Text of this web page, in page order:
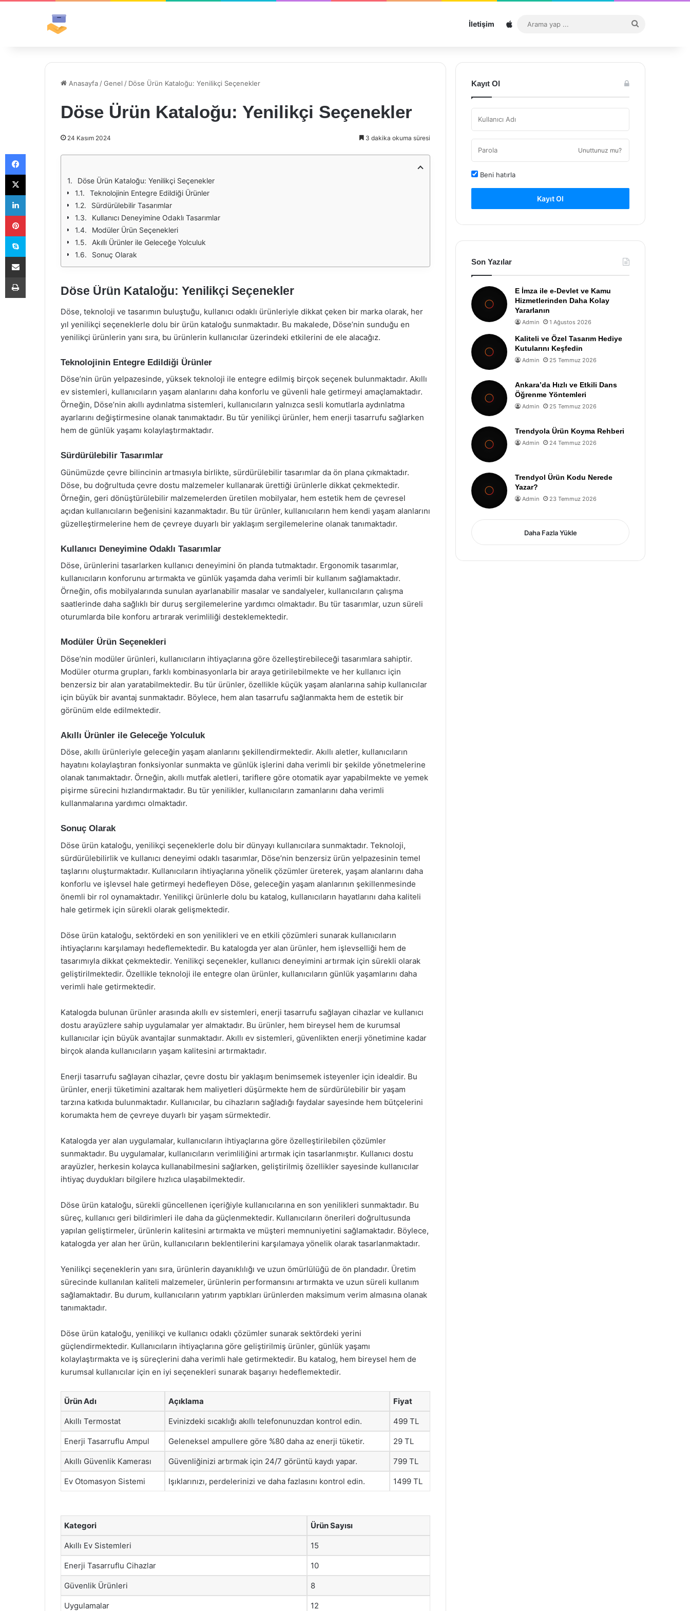
İletişim Sitemap
...
Anasayfa /Genel / Döse Ürün Kataloğu: Yenilikçi Seçenekler
Döse Ürün Kataloğu: Yenilikçi Seçenekler
24 Kasım 2024 3 dakika okuma süresi
Döse Ürün Kataloğu: Yenilikçi Seçenekler
Teknolojinin Entegre Edildiği Ürünler
Sürdürülebilir Tasarımlar
Kullanıcı Deneyimine Odaklı Tasarımlar
Modüler Ürün Seçenekleri
Akıllı Ürünler ile Geleceğe Yolculuk
Sonuç Olarak
Döse Ürün Kataloğu: Yenilikçi Seçenekler
Döse, teknoloji ve tasarımın buluştuğu, kullanıcı odaklı ürünleriyle dikkat çeken bir marka olarak, her
yıl yenilikçi seçeneklerle dolu bir ürün kataloğu sunmaktadır. Bu makalede, Döse’nin sunduğu en
yenilikçi ürünlerin yanı sıra, bu ürünlerin kullanıcılar üzerindeki etkilerini de ele alacağız.
Teknolojinin Entegre Edildiği Ürünler
Döse’nin ürün yelpazesinde, yüksek teknoloji ile entegre edilmiş birçok seçenek bulunmaktadır. Akıllı
ev sistemleri, kullanıcıların yaşam alanlarını daha konforlu ve güvenli hale getirmeyi amaçlamaktadır.
Örneğin, Döse’nin akıllı aydınlatma sistemleri, kullanıcıların yalnızca sesli komutlarla aydınlatma
ayarlarını değiştirmesine olanak tanımaktadır. Bu tür yenilikçi ürünler, hem enerji tasarrufu sağlarken
hem de günlük yaşamı kolaylaştırmaktadır.
Sürdürülebilir Tasarımlar
Günümüzde çevre bilincinin artmasıyla birlikte, sürdürülebilir tasarımlar da ön plana çıkmaktadır.
Döse, bu doğrultuda çevre dostu malzemeler kullanarak ürettiği ürünlerle dikkat çekmektedir.
Örneğin, geri dönüştürülebilir malzemelerden üretilen mobilyalar, hem estetik hem de çevresel
açıdan kullanıcıların beğenisini kazanmaktadır. Bu tür ürünler, kullanıcıların hem kendi yaşam alanlarını
güzelleştirmelerine hem de çevreye duyarlı bir yaklaşım sergilemelerine olanak tanımaktadır.
Kullanıcı Deneyimine Odaklı Tasarımlar
Döse, ürünlerini tasarlarken kullanıcı deneyimini ön planda tutmaktadır. Ergonomik tasarımlar,
kullanıcıların konforunu artırmakta ve günlük yaşamda daha verimli bir kullanım sağlamaktadır.
Örneğin, ofis mobilyalarında sunulan ayarlanabilir masalar ve sandalyeler, kullanıcıların çalışma
saatlerinde daha sağlıklı bir duruş sergilemelerine yardımcı olmaktadır. Bu tür tasarımlar, uzun süreli
oturumlarda bile konforu artırarak verimliliği desteklemektedir.
Modüler Ürün Seçenekleri
Döse’nin modüler ürünleri, kullanıcıların ihtiyaçlarına göre özelleştirebileceği tasarımlara sahiptir.
Modüler oturma grupları, farklı kombinasyonlarla bir araya getirilebilmekte ve her kullanıcı için
benzersiz bir alan yaratabilmektedir. Bu tür ürünler, özellikle küçük yaşam alanlarına sahip kullanıcılar
için büyük bir avantaj sunmaktadır. Böylece, hem alan tasarrufu sağlanmakta hem de estetik bir
görünüm elde edilmektedir.
Akıllı Ürünler ile Geleceğe Yolculuk
Döse, akıllı ürünleriyle geleceğin yaşam alanlarını şekillendirmektedir. Akıllı aletler, kullanıcıların
hayatını kolaylaştıran fonksiyonlar sunmakta ve günlük işlerini daha verimli bir şekilde yönetmelerine
olanak tanımaktadır. Örneğin, akıllı mutfak aletleri, tariflere göre otomatik ayar yapabilmekte ve yemek
pişirme sürecini hızlandırmaktadır. Bu tür yenilikler, kullanıcıların zamanlarını daha verimli
kullanmalarına yardımcı olmaktadır.
Sonuç Olarak
Döse ürün kataloğu, yenilikçi seçeneklerle dolu bir dünyayı kullanıcılara sunmaktadır. Teknoloji,
sürdürülebilirlik ve kullanıcı deneyimi odaklı tasarımlar, Döse’nin benzersiz ürün yelpazesinin temel
taşlarını oluşturmaktadır. Kullanıcıların ihtiyaçlarına yönelik çözümler üreterek, yaşam alanlarını daha
konforlu ve işlevsel hale getirmeyi hedefleyen Döse, geleceğin yaşam alanlarının şekillenmesinde
önemli bir rol oynamaktadır. Yenilikçi ürünlerle dolu bu katalog, kullanıcıların hayatlarını daha kaliteli
hale getirmek için sürekli olarak gelişmektedir.
Döse ürün kataloğu, sektördeki en son yenilikleri ve en etkili çözümleri sunarak kullanıcıların
ihtiyaçlarını karşılamayı hedeflemektedir. Bu katalogda yer alan ürünler, hem işlevselliği hem de
tasarımıyla dikkat çekmektedir. Yenilikçi seçenekler, kullanıcı deneyimini artırmak için sürekli olarak
geliştirilmektedir. Özellikle teknoloji ile entegre olan ürünler, kullanıcıların günlük yaşamlarını daha
verimli hale getirmektedir.
Katalogda bulunan ürünler arasında akıllı ev sistemleri, enerji tasarrufu sağlayan cihazlar ve kullanıcı
dostu arayüzlere sahip uygulamalar yer almaktadır. Bu ürünler, hem bireysel hem de kurumsal
kullanıcılar için büyük avantajlar sunmaktadır. Akıllı ev sistemleri, güvenlikten enerji yönetimine kadar
birçok alanda kullanıcıların yaşam kalitesini artırmaktadır.
Enerji tasarrufu sağlayan cihazlar, çevre dostu bir yaklaşım benimsemek isteyenler için idealdir. Bu
ürünler, enerji tüketimini azaltarak hem maliyetleri düşürmekte hem de sürdürülebilir bir yaşam
tarzına katkıda bulunmaktadır. Kullanıcılar, bu cihazların sağladığı faydalar sayesinde hem bütçelerini
korumakta hem de çevreye duyarlı bir yaşam sürmektedir.
Katalogda yer alan uygulamalar, kullanıcıların ihtiyaçlarına göre özelleştirilebilen çözümler
sunmaktadır. Bu uygulamalar, kullanıcıların verimliliğini artırmak için tasarlanmıştır. Kullanıcı dostu
arayüzler, herkesin kolayca kullanabilmesini sağlarken, geliştirilmiş özellikler sayesinde kullanıcılar
ihtiyaç duydukları bilgilere hızlıca ulaşabilmektedir.
Döse ürün kataloğu, sürekli güncellenen içeriğiyle kullanıcılarına en son yenilikleri sunmaktadır. Bu
süreç, kullanıcı geri bildirimleri ile daha da güçlenmektedir. Kullanıcıların önerileri doğrultusunda
yapılan geliştirmeler, ürünlerin kalitesini artırmakta ve müşteri memnuniyetini sağlamaktadır. Böylece,
katalogda yer alan her ürün, kullanıcıların beklentilerini karşılamaya yönelik olarak tasarlanmaktadır.
Yenilikçi seçeneklerin yanı sıra, ürünlerin dayanıklılığı ve uzun ömürlülüğü de ön plandadır. Üretim
sürecinde kullanılan kaliteli malzemeler, ürünlerin performansını artırmakta ve uzun süreli kullanım
sağlamaktadır. Bu durum, kullanıcıların yatırım yaptıkları ürünlerden maksimum verim almasına olanak
tanımaktadır.
Döse ürün kataloğu, yenilikçi ve kullanıcı odaklı çözümler sunarak sektördeki yerini
güçlendirmektedir. Kullanıcıların ihtiyaçlarına göre geliştirilmiş ürünler, günlük yaşamı
kolaylaştırmakta ve iş süreçlerini daha verimli hale getirmektedir. Bu katalog, hem bireysel hem de
kurumsal kullanıcılar için en iyi seçenekleri sunarak başarıyı hedeflemektedir.
Ürün Adı Açıklama Fiyat
Akıllı Termostat Evinizdeki sıcaklığı akıllı telefonunuzdan kontrol edin. 499 TL
Enerji Tasarruflu Ampul Geleneksel ampullere göre %80 daha az enerji tüketir. 29 TL
Akıllı Güvenlik Kamerası Güvenliğinizi artırmak için 24/7 görüntü kaydı yapar. 799 TL
Ev Otomasyon Sistemi Işıklarınızı, perdelerinizi ve daha fazlasını kontrol edin. 1499 TL
Kategori Ürün Sayısı
Akıllı Ev Sistemleri 15
Enerji Tasarruflu Cihazlar 10
Güvenlik Ürünleri 8
Uygulamalar 12
Kayıt Ol
Unuttunuz mu?
Beni hatırla
Kayıt Ol
Son Yazılar
E İmza ile e-Devlet ve Kamu
Hizmetlerinden Daha Kolay
Yararlanın
Admin 1 Ağustos 2026
Kaliteli ve Özel Tasarım Hediye
Kutularını Keşfedin
Admin 25 Temmuz 2026
Ankara’da Hızlı ve Etkili Dans
Öğrenme Yöntemleri
Admin 25 Temmuz 2026
Trendyola Ürün Koyma Rehberi
Admin 24 Temmuz 2026
Trendyol Ürün Kodu Nerede
Yazar?
Admin 23 Temmuz 2026
Daha Fazla Yükle
Facebook
X
LinkedIn
Pinterest
Skype
E-Posta ile paylaş